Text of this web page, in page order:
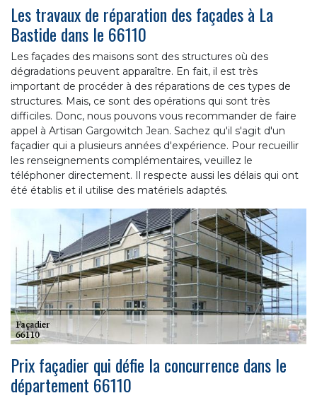
Les travaux de réparation des façades à La
Bastide dans le 66110
Les façades des maisons sont des structures où des
dégradations peuvent apparaître. En fait, il est très
important de procéder à des réparations de ces types de
structures. Mais, ce sont des opérations qui sont très
difficiles. Donc, nous pouvons vous recommander de faire
appel à Artisan Gargowitch Jean. Sachez qu'il s'agit d'un
façadier qui a plusieurs années d'expérience. Pour recueillir
les renseignements complémentaires, veuillez le
téléphoner directement. Il respecte aussi les délais qui ont
été établis et il utilise des matériels adaptés.
Prix façadier qui défie la concurrence dans le
département 66110